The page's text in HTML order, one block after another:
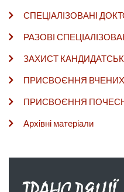
СПЕЦІАЛІЗОВАНІ
РАЗОВІ
ЗАХИСТ
ПРИСВОЄННЯ
ПРИСВОЄННЯ
Архівні матеріали